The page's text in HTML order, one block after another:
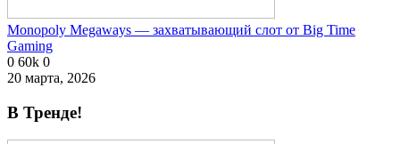
Monopoly Megaways — захватывающий слот от Big Time
Gaming
0 60k 0
20 марта, 2026
В Тренде!